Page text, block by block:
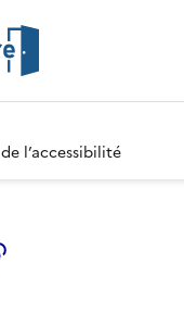
l’accessibilité
Twitter)